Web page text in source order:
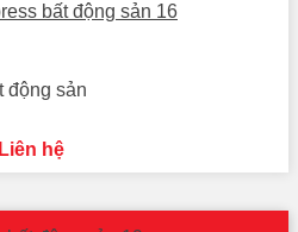
động sản
bất động sản 16
Liên hệ